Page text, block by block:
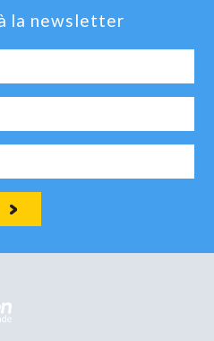
la newsletter